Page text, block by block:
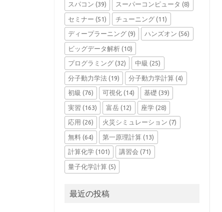
スパコン (39) スーパーコンピュータ (8)
セミナー (51) チューニング (11)
ディープラーニング(9) ハンズオン (56)
ビッグデータ解析(10)
プログラミング(32) 中級 (25)
分子動力学法(19) 分子動力学計算 (4)
初級 (76) 可視化 (14) 基礎 (39)
実習 (163) 富岳 (12) 座学 (28)
応用 (26) 火災シミュレーション (7)
無料(64) 第一原理計算 (13)
計算化学(101) 講習会 (71)
量子化学計算(5)
最近の投稿